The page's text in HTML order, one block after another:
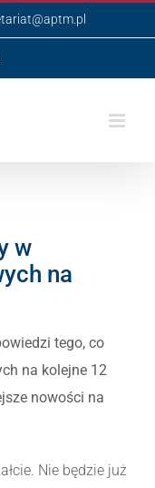
w
na
tego, co
na kolejne 12
nowości na
Nie będzie już